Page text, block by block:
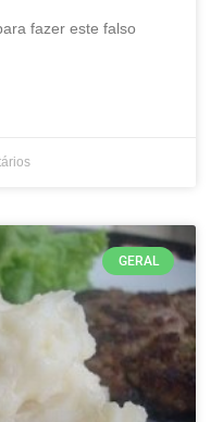
fazer este falso
GERAL